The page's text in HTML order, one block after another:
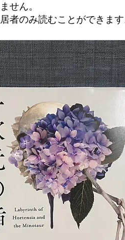
せん。
者のみ読むことができます